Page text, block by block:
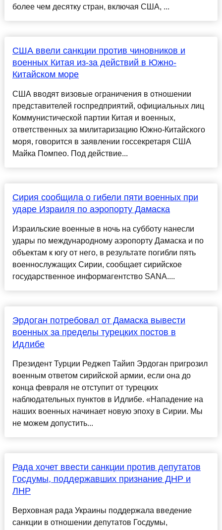
более чем десятку стран, включая США, ...
США ввели санкции против чиновников и
военных Китая из-за действий в Южно-
Китайском море
США вводят визовые ограничения в отношении
представителей госпредприятий, официальных лиц
Коммунистической партии Китая и военных,
ответственных за милитаризацию Южно-Китайского
моря, говорится в заявлении госсекретаря США
Майка Помпео. Под действие...
Сирия сообщила о гибели пяти военных при
ударе Израиля по аэропорту Дамаска
Израильские военные в ночь на субботу нанесли
удары по международному аэропорту Дамаска и по
объектам к югу от него, в результате погибли пять
военнослужащих Сирии, сообщает сирийское
государственное информагентство SANA....
Эрдоган потребовал от Дамаска вывести
военных за пределы турецких постов в
Идлибе
Президент Турции Реджеп Тайип Эрдоган пригрозил
военным ответом сирийской армии, если она до
конца февраля не отступит от турецких
наблюдательных пунктов в Идлибе. «Нападение на
наших военных начинает новую эпоху в Сирии. Мы
не можем допустить...
Рада хочет ввести санкции против депутатов
Госдумы, поддержавших признание ДНР и
ЛНР
Верховная рада Украины поддержала введение
санкции в отношении депутатов Гоcдумы,